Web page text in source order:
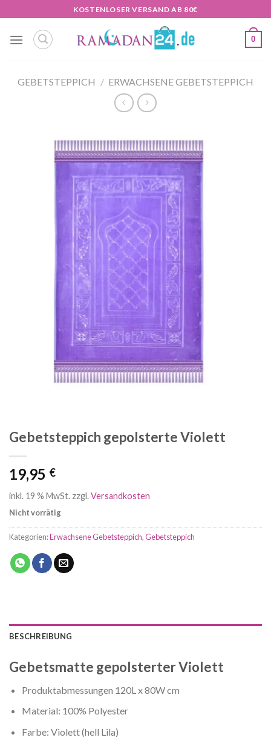
Inhalt
springen
KOSTENLOSER VERSAND AB 80€
0
GEBETSTEPPICH / ERWACHSENE GEBETSTEPPICH
Gebetsteppich gepolsterte Violett
19,95 €
inkl. 19 % MwSt. zzgl.Versandkosten
Nicht vorrätig
Kategorien:Erwachsene Gebetsteppich,Gebetsteppich
BESCHREIBUNG
Gebetsmatte gepolsterter Violett
Produktabmessungen 120L x 80W cm
Material: 100% Polyester
Farbe: Violett (hell Lila)